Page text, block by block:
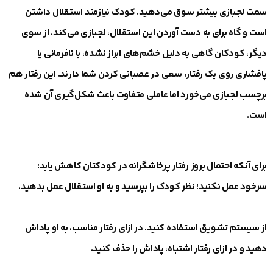
سمت لجبازی بیشتر سوق می‌دهید. کودک نیازمند استقلال داشتن
است و گاه برای به دست آوردن این استقلال، لجبازی می‌کند. از سوی
دیگر، کودکان گاهی به دلیل خشم‌های ابراز نشده، با نافرمانی یا
پافشاری روی یک رفتار، سعی در عصبانی کردن شما دارند. این رفتار هم
برچسب لجبازی می‌خورد اما عاملی متفاوت باعث شکل‌گیری آن شده
است.
برای آنکه احتمال بروز رفتار پرخاشگرانه در کودکتان کاهش یابد:
سرخود عمل نکنید؛ نظر کودک را بپرسید و به او استقلال عمل بدهید.
از سیستم تشویق استفاده کنید. در ازای رفتار مناسب، به او پاداش
دهید و در ازای رفتار اشتباه، پاداش را حذف کنید.